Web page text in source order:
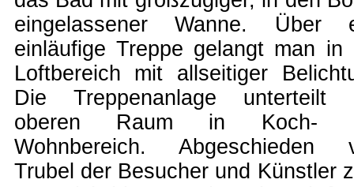
eingelassener Wanne. Über
einläufige Treppe gelangt man in
Loftbereich mit allseitiger
Die Treppenanlage unterteilt
oberen Raum in Koch-
Wohnbereich. Abgeschieden
Trubel der Besucher und Künstler